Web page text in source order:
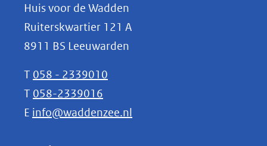
(verwijst
naar
een
andere
website)
Huis voor de Wadden
Ruiterskwartier 121 A
8911 BS Leeuwarden
T 058 - 2339010
T 058-2339016
E info@waddenzee.nl